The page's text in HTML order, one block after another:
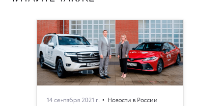
14 сентября 2021 г. Новости в России